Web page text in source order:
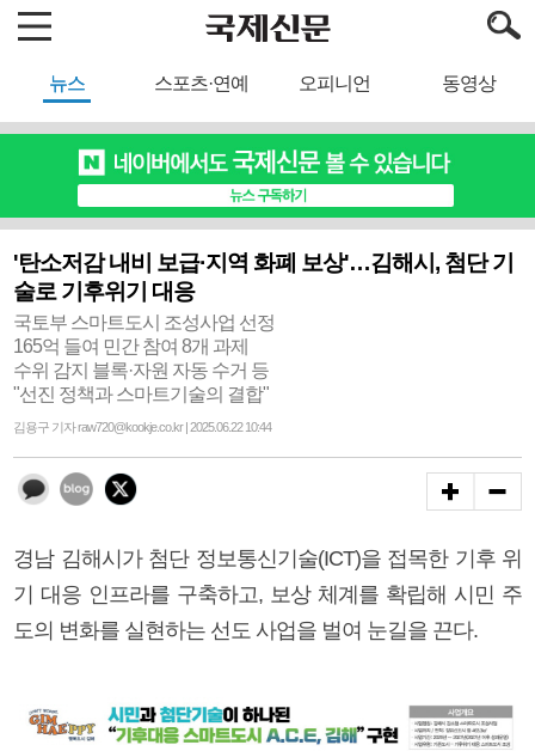
뉴스 스포츠·연예 오피니언 동영상
'탄소저감 내비 보급·지역 화폐 보상'…김해시, 첨단 기
술로 기후위기 대응
국토부 스마트도시 조성사업 선정
165억 들여 민간 참여 8개 과제
수위 감지 블록·자원 자동 수거 등
"선진 정책과 스마트기술의 결합"
김용구 기자 raw720@kookje.co.kr | 2025.06.22 10:44
경남 김해시가 첨단 정보통신기술(ICT)을 접목한 기후 위
기 대응 인프라를 구축하고, 보상 체계를 확립해 시민 주
도의 변화를 실현하는 선도 사업을 벌여 눈길을 끈다.